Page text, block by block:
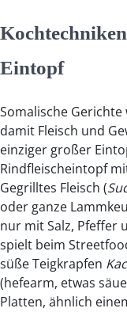
Eintopf
Somalische
damit Fleisch und
einziger großer
Rindfleischeintopf
Gegrilltes Fleisch (
oder ganze
nur mit Salz, Pfeffer
spielt beim
süße Teigkrapfen
(hefearm, etwas
Platten, ähnlich